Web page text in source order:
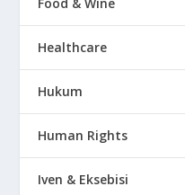
Healthcare
Hukum
Human Rights
Iven & Eksebisi